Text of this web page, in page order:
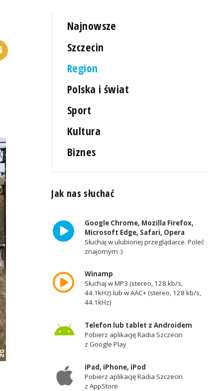
Najnowsze
Szczecin
Region
Polska i świat
Sport
Kultura
Biznes
Jak nas słuchać
Google Chrome, Mozilla Firefox,
Microsoft Edge, Safari, Opera
Słuchaj w ulubionej przeglądarce. Poleć
znajomym :)
Winamp
Słuchaj w MP3 (stereo, 128 kb/s,
44.1kHz) lub w AAC+ (stereo, 128 kb/s,
44.1kHz)
Telefon lub tablet z Androidem
Pobierz aplikację Radia Szczecin
z Google Play
iPad, iPhone, iPod
Pobierz aplikację Radia Szczecin
z AppStore